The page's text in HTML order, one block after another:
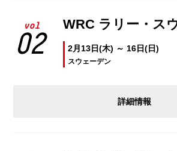
vol
02
WRC ラリー・ス
2月13日(木) ～ 16日(日)
スウェーデン
詳細情報